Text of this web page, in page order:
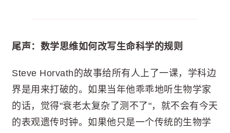
尾声：数学思维如何改写生命科学的规则
Steve Horvath的故事给所有人上了一课，学科边
界是用来打破的。如果当年他乖乖地听生物学家
的话，觉得"衰老太复杂了测不了"，就不会有今天
的表观遗传时钟。如果他只是一个传统的生物学